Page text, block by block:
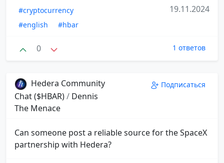
#cryptocurrency
#english
#hbar
19.11.2024
0 1 ответов
Hedera Community
Chat ($HBAR)/ Dennis
The Menace
Подписаться
Can someone post a reliable source for the SpaceX
partnership with Hedera?